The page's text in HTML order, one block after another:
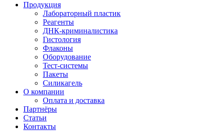
Продукция
Лабораторный пластик
Реагенты
ДНК-криминалистика
Гистология
Флаконы
Оборудование
Тест-системы
Пакеты
Силикагель
О компании
Оплата и доставка
Партнёры
Статьи
Контакты